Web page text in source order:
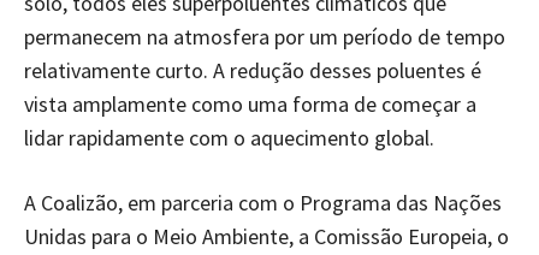
permanecem na atmosfera por um período de tempo
relativamente curto. A redução desses poluentes é
vista amplamente como uma forma de começar a
lidar rapidamente com o aquecimento global.
A Coalizão, em parceria com o Programa das Nações
Unidas para o Meio Ambiente, a Comissão Europeia, o